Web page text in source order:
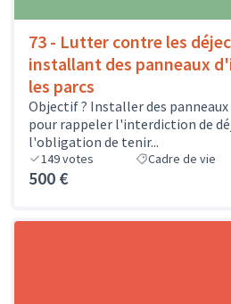
73 - Lutter contre les
installant des panneaux
les parcs
Objectif ? Installer des panneaux
pour rappeler l'interdiction de
l'obligation de tenir...
149votes Cadre de vie
500 €